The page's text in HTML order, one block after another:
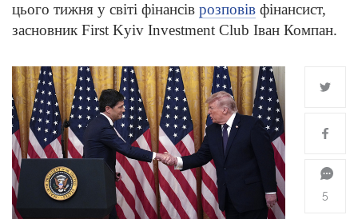
цього тижня у світі фінансів розповів фінансист,
засновник First Kyiv Investment Club Іван Компан.
5